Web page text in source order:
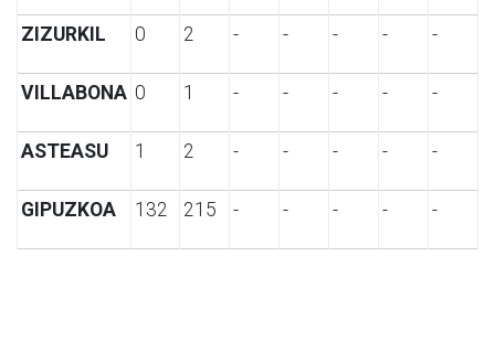
ZIZURKIL 0 2 - - - - -
VILLABONA 0 1 - - - - -
ASTEASU 1 2 - - - - -
GIPUZKOA 132 215 - - - - -